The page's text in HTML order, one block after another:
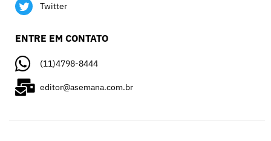
Twitter
ENTRE EM CONTATO
(11)4798-8444
editor@asemana.com.br